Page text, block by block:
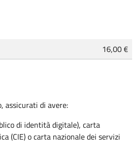
16,00 €
assicurati di avere:
di identità digitale), carta
(CIE) o carta nazionale dei servizi